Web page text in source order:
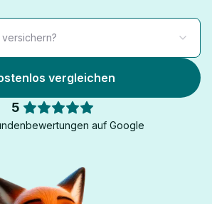
vergleichen
5
auf Google